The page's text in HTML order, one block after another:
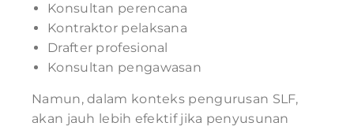
Konsultan perencana
Kontraktor pelaksana
Drafter profesional
Konsultan pengawasan
Namun, dalam konteks pengurusan SLF,
akan jauh lebih efektif jika penyusunan